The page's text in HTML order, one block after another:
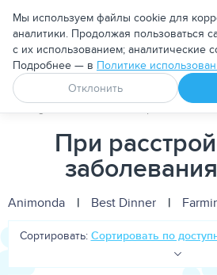
Апоквел Ветмедин
PetDog Собакам Корма для
При
Animonda | Best Dinner |
Сортировать: Сортировать по
Мы используем файлы cookie для
аналитики. Продолжая пользоваться
с их использованием; аналитические
Подробнее — в Политике
Отклонить